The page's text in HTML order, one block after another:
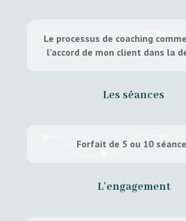
Le processus de coaching
l’accord de mon client dans la
Les séances
Forfait de 5 ou 10
L’engagement